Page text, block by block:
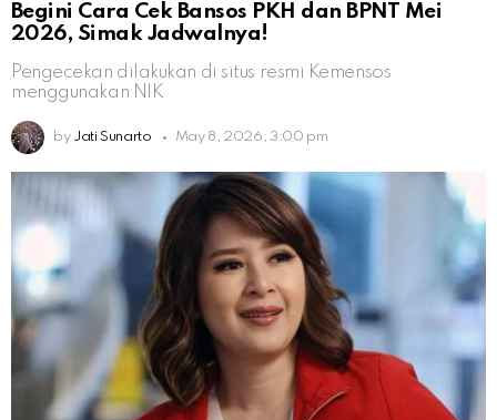
Begini Cara Cek Bansos PKH dan BPNT Mei
2026, Simak Jadwalnya!
Pengecekan dilakukan di situs resmi Kemensos
menggunakan NIK
by Jati Sunarto May 8, 2026, 3:00 pm